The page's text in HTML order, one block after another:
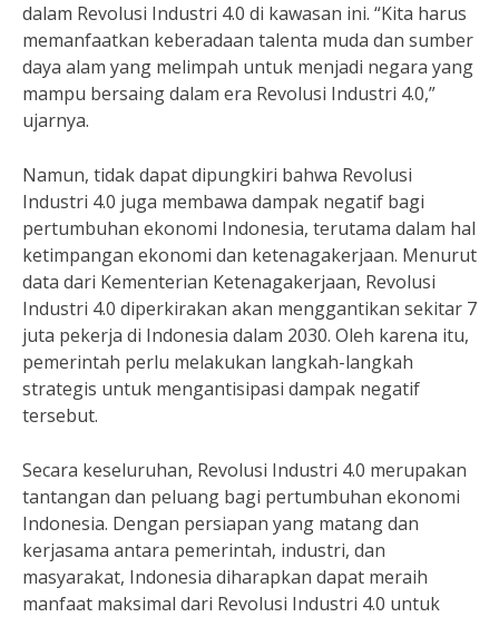
dalam Revolusi Industri 4.0 di kawasan ini. “Kita harus
memanfaatkan keberadaan talenta muda dan sumber
daya alam yang melimpah untuk menjadi negara yang
mampu bersaing dalam era Revolusi Industri 4.0,”
ujarnya.
Namun, tidak dapat dipungkiri bahwa Revolusi
Industri 4.0 juga membawa dampak negatif bagi
pertumbuhan ekonomi Indonesia, terutama dalam hal
ketimpangan ekonomi dan ketenagakerjaan. Menurut
data dari Kementerian Ketenagakerjaan, Revolusi
Industri 4.0 diperkirakan akan menggantikan sekitar 7
juta pekerja di Indonesia dalam 2030. Oleh karena itu,
pemerintah perlu melakukan langkah-langkah
strategis untuk mengantisipasi dampak negatif
tersebut.
Secara keseluruhan, Revolusi Industri 4.0 merupakan
tantangan dan peluang bagi pertumbuhan ekonomi
Indonesia. Dengan persiapan yang matang dan
kerjasama antara pemerintah, industri, dan
masyarakat, Indonesia diharapkan dapat meraih
manfaat maksimal dari Revolusi Industri 4.0 untuk